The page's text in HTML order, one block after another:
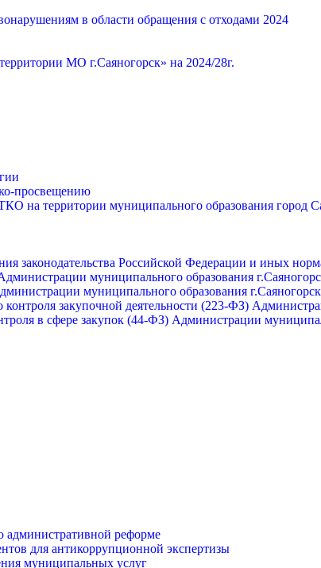
в области обращения с отходами 2024
МО г.Саяногорск» на 2024/28г.
просвещению
на территории муниципального образования город
законодательства Российской Федерации и иных
муниципального образования
муниципального образования г.Саяногорск
закупочной деятельности (223-ФЗ)
в сфере закупок (44-ФЗ) Администрации
реформе
для антикоррупционной экспертизы
муниципальных услуг